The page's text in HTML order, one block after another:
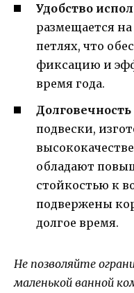
Удобство
размещается
петлях, что
фиксацию и
время года.
подвески,
обладают
стойкостью к
подвержены
долгое время.
Не позволяйте
маленькой ванной